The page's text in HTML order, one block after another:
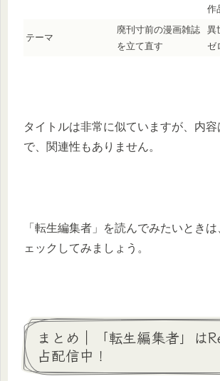
作
テーマ
廃刊寸前の漫画雑誌
を立て直す
異
ゼ
タイトルは非常に似ていますが、内
で、関連性もありません。
「転生編集者」を読んでみたいとき
ェックしてみましょう。
まとめ｜「転生編集者」は
占配信中！